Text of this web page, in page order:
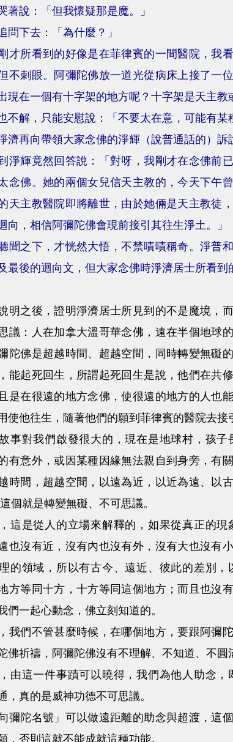
著說：「但我懷疑那是魔。」
問下去：「為什麼？」
剛才所看到的好像是在菲律賓的一間醫院，
不刺眼。阿彌陀佛放一道光從病床上接了一
現在一個有十字架的地方呢？十字架是天主教
不解，只能安慰說：「不要太在意，可能有某
濟再向帶領大家念佛的淨輝（說普通話的）訴
淨輝竟然回答說：「對呀，我剛才在念佛前
念佛。她的兩個女兒信天主教的，今天下午
天主教醫院即將離世，由於她倆是天主教徒
向，相信阿彌陀佛會現前接引其往生淨土。」
聞之下，才恍然大悟，不禁嘖嘖稱奇。淨普
最後的迴向文，但大家念佛時淨濟居士所看到
之後，證明淨濟居士所見到的不是魔境，
議：人在加拿大溫哥華念佛，遠在半個地球
陀佛是超越時間、超越空間，同時轉變無礙
能起死回生，所謂起死回生是說，他們在共
是在很遠的地方念佛，使很遠的地方的人也
使他往生，隨著他們的願到菲律賓的醫院去接
對我們啟發很大的，現在是地球村，孩子
有意外，或因某種因緣無法親自到身旁，有
時間，超越空間，以遠為近，以近為遠、以
個就是轉變無礙、不可思議。
是從人的立場來解釋的，如果從真正的現
也沒有近，沒有內也沒有外，沒有大也沒有
的領域，所以有古今、遠近、彼此的差別
方等同十方，十方等同這個地方；而且也沒
們一起心動念，佛立刻知道的。
們不管甚麼時候，在哪個地方，要跟阿彌
佛祈禱，阿彌陀佛沒有不理解、不知道、不圓
這一件事蹟可以曉得，我們為他人助念，
，真的是威神功德不可思議。
陀名號」可以做遠距離的助念與超渡，這
，否則這就不能成就這種功能。